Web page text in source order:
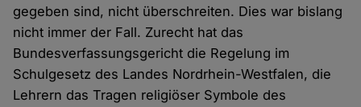
gegeben sind, nicht überschreiten. Dies war bislang
nicht immer der Fall. Zurecht hat das
Bundesverfassungsgericht die Regelung im
Schulgesetz des Landes Nordrhein-Westfalen, die
Lehrern das Tragen religiöser Symbole des